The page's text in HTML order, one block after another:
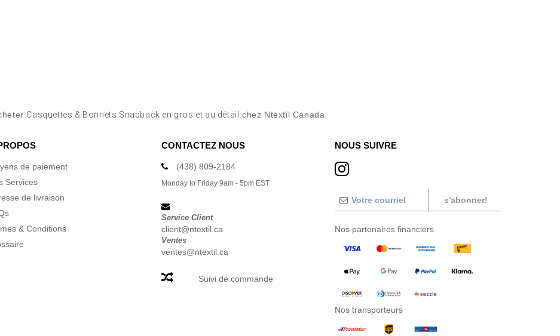
Casquettes & Bonnets Snapback en gros et au détail chez Ntextil Canada
de paiement
Services
de livraison
& Conditions
CONTACTEZ NOUS
(438) 809-2184
Monday to Friday 9am - 5pm EST
Service Client
client@ntextil.ca
Ventes
ventes@ntextil.ca
Suivi de commande
NOUS SUIVRE
s'abonner!
Nos partenaires financiers
Nos transporteurs